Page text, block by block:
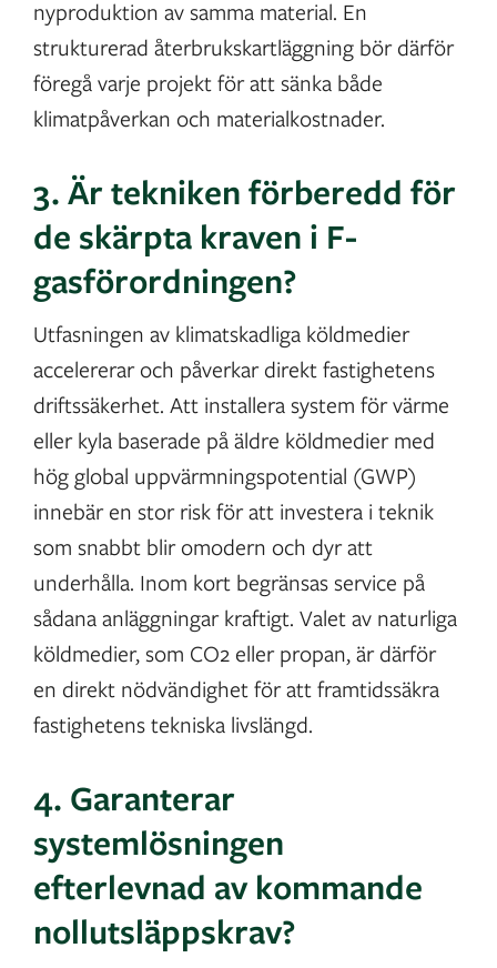
nyproduktion av samma material. En
strukturerad återbrukskartläggning bör därför
föregå varje projekt för att sänka både
klimatpåverkan och materialkostnader.
3. Är tekniken förberedd för
de skärpta kraven i F-
gasförordningen?
Utfasningen av klimatskadliga köldmedier
accelererar och påverkar direkt fastighetens
driftssäkerhet. Att installera system för värme
eller kyla baserade på äldre köldmedier med
hög global uppvärmningspotential (GWP)
innebär en stor risk för att investera i teknik
som snabbt blir omodern och dyr att
underhålla. Inom kort begränsas service på
sådana anläggningar kraftigt. Valet av naturliga
köldmedier, som CO2 eller propan, är därför
en direkt nödvändighet för att framtidssäkra
fastighetens tekniska livslängd.
4. Garanterar
systemlösningen
efterlevnad av kommande
nollutsläppskrav?